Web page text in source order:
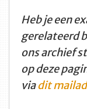
Heb je een
gerelateerd
ons archief
op deze
viadit